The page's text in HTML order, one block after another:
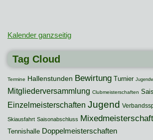
Kalender ganzseitig
Tag Cloud
Termine Hallenstunden Bewirtung Turnier
Mitgliederversammlung Clubmeisterschaften
Einzelmeisterschaften Jugend
Skiausfahrt Saisonabschluss
Tennishalle Doppelmeisterschaften